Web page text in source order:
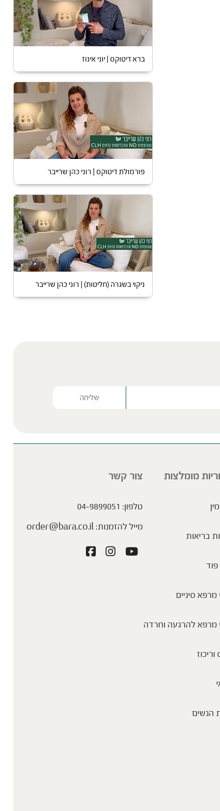
ברא דיטוקס | יוני אינוז
פורמולת דיטוקס | רוני כהן שרייבר
ניקוי בשגרה (חליטות) | רוני כהן שרייבר
מומלצות
בריאות
סיניים
מרפא להרגעה וחרדה
וריכוז
הנשים
צור קשר
טלפון: 04-9899051
מייל להזמנות:order@bara.co.il